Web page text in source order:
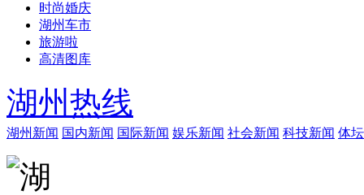
时尚婚庆
湖州车市
旅游啦
高清图库
湖州热线
湖州新闻 国内新闻 国际新闻 娱乐新闻 社会新闻 科技新闻 体